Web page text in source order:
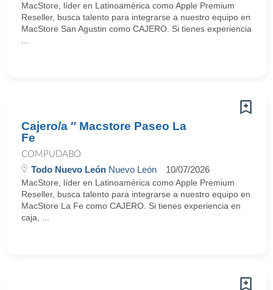
MacStore, líder en Latinoamérica como Apple Premium
Reseller, busca talento para integrarse a nuestro equipo en
MacStore San Agustin como CAJERO. Si tienes experiencia
Cajero/a ″ Macstore Paseo La
Fe
COMPUDABO
Todo Nuevo León Nuevo León 10/07/2026
MacStore, líder en Latinoamérica como Apple Premium
Reseller, busca talento para integrarse a nuestro equipo en
MacStore La Fe como CAJERO. Si tienes experiencia en
caja, ...